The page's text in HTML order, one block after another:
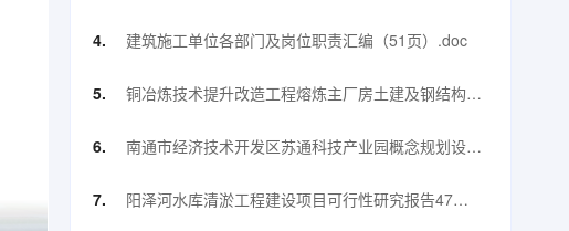
建筑施工单位各部门及岗位职责汇编（51页）.doc
铜冶炼技术提升改造工程熔炼主厂房土建及钢结构工
程钢结构施工方案【90页】.doc
南通市经济技术开发区苏通科技产业园概念规划设计
方案项目建议书（55页）.pdf
阳泽河水库清淤工程建设项目可行性研究报告47